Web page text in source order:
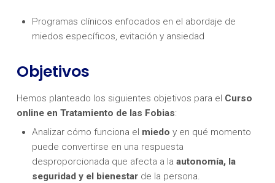
Programas clínicos enfocados en el abordaje de
miedos específicos, evitación y ansiedad
Objetivos
Hemos planteado los siguientes objetivos para el Curso
online en Tratamiento de las Fobias:
Analizar cómo funciona el miedo y en qué momento
puede convertirse en una respuesta
desproporcionada que afecta a laautonomía, la
seguridad y el bienestar de la persona.